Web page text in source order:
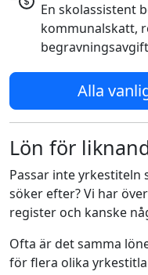
En skolassistent
kommunalskatt,
Alla
Lön för
Passar inte yrkestiteln
söker efter? Vi har
register och kanske
Ofta är det samma
för flera olika